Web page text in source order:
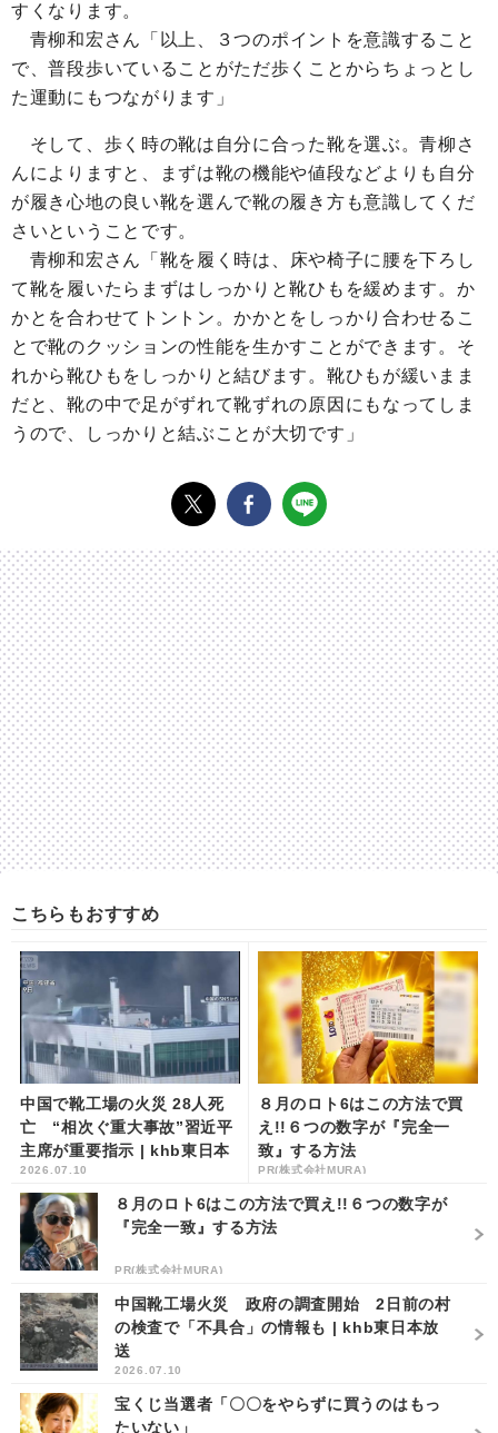
すくなります。
青柳和宏さん
「以上、３つのポイントを意識すること
で、普段歩いていることがただ歩くことからちょっとし
た運動にもつながります」
そして、歩く時の靴は自分に合った靴を選ぶ。青柳さ
んによりますと、まずは靴の機能や値段などよりも自分
が履き心地の良い靴を選んで靴の履き方も意識してくだ
さいということです。
青柳和宏さん
「靴を履く時は、床や椅子に腰を下ろし
て靴を履いたらまずはしっかりと靴ひもを緩めます。か
かとを合わせてトントン。かかとをしっかり合わせるこ
とで靴のクッションの性能を生かすことができます。そ
れから靴ひもをしっかりと結びます。靴ひもが緩いまま
だと、靴の中で足がずれて靴ずれの原因にもなってしま
うので、しっかりと結ぶことが大切です」
こちらもおすすめ
中国で靴工場の火災 28人死
亡 “相次ぐ重大事故”習近平
主席が重要指示 | khb東日本
放送
2026.07.10
８月のロト6はこの方法で買
え!!６つの数字が『完全一
致』する方法
PR(株式会社MURA)
８月のロト6はこの方法で買え!!６つの数字が
『完全一致』する方法
PR(株式会社MURA)
中国靴工場火災 政府の調査開始 2日前の村
の検査で「不具合」の情報も | khb東日本放
送
2026.07.10
宝くじ当選者「〇〇をやらずに買うのはもっ
たいない」